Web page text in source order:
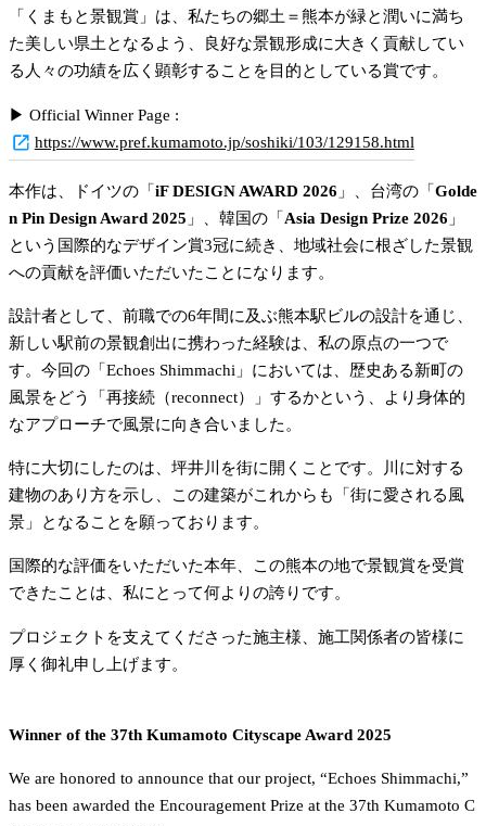
「くまもと景観賞」は、私たちの郷土＝熊本が緑と潤いに満ち
た美しい県土となるよう、良好な景観形成に大きく貢献してい
る人々の功績を広く顕彰することを目的としている賞です。
▶︎ Official Winner Page :
https://www.pref.kumamoto.jp/soshiki/103/129158.html
本作は、ドイツの「iF DESIGN AWARD 2026 」、台湾の「Golde
n Pin Design Award 2025 」、韓国の「Asia Design Prize 2026 」
という国際的なデザイン賞3冠に続き、地域社会に根ざした景観
への貢献を評価いただいたことになります。
設計者として、前職での6年間に及ぶ熊本駅ビルの設計を通じ、
新しい駅前の景観創出に携わった経験は、私の原点の一つで
す。今回の「Echoes Shimmachi」においては、歴史ある新町の
風景をどう「再接続（reconnect）」するかという、より身体的
なアプローチで風景に向き合いました。
特に大切にしたのは、坪井川を街に開くことです。川に対する
建物のあり方を示し、この建築がこれからも「街に愛される風
景」となることを願っております。
国際的な評価をいただいた本年、この熊本の地で景観賞を受賞
できたことは、私にとって何よりの誇りです。
プロジェクトを支えてくださった施主様、施工関係者の皆様に
厚く御礼申し上げます。
Winner of the 37th Kumamoto Cityscape Award 2025
We are honored to announce that our project, “Echoes Shimmachi,”
has been awarded the Encouragement Prize at the 37th Kumamoto C